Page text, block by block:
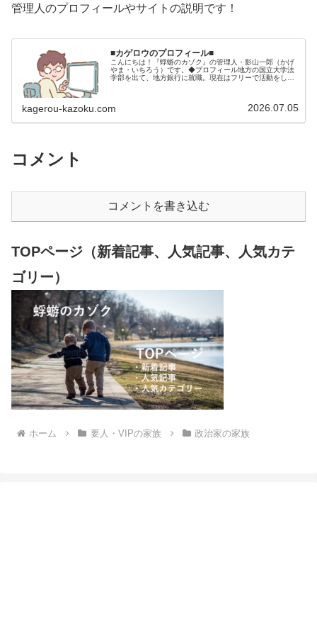
管理人のプロフィールやサイトの説明です！
■カゲロウのプロフィール■
こんにちは！『蜉蝣のカゾク』の管理人・影山一郎（かげ
やま・いちろう）です。◆プロフィール地方の国立大学法
学部を出て、地方銀行に就職。現在はフリーで活動をして
kagerou-kazoku.com 2026.07.05
コメント
コメントを書き込む
TOPページ（新着記事、人気記事、人気カテ
ゴリー）
ホーム 要人・VIPの家族 政治家の家族